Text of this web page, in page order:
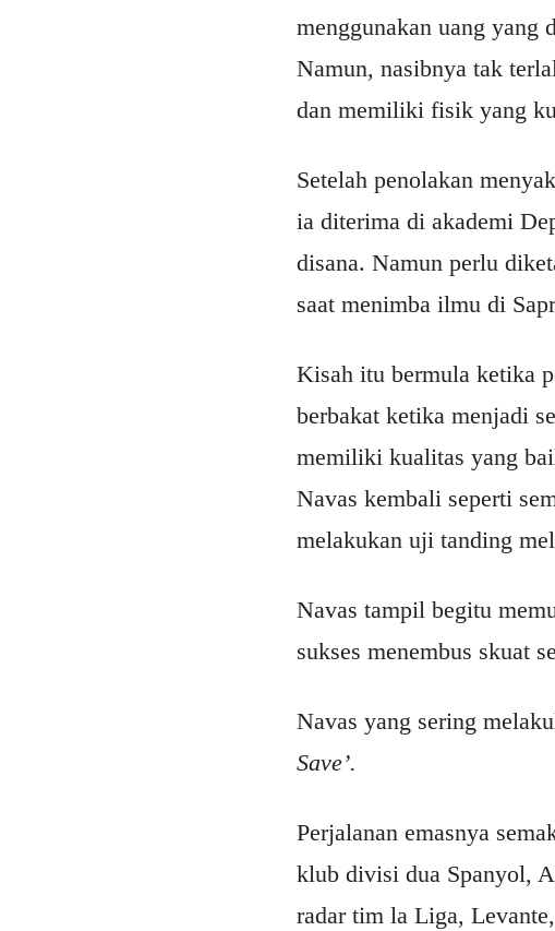
menggunakan uang yang
Namun, nasibnya tak
dan memiliki fisik yang
Setelah penolakan
ia diterima di akademi
disana. Namun perlu
saat menimba ilmu di
Kisah itu bermula ketika
berbakat ketika menjadi
memiliki kualitas yang
Navas kembali seperti
melakukan uji tanding
Navas tampil begitu
sukses menembus skuat
Navas yang sering
Save’.
Perjalanan emasnya
klub divisi dua Spanyol,
radar tim la Liga,